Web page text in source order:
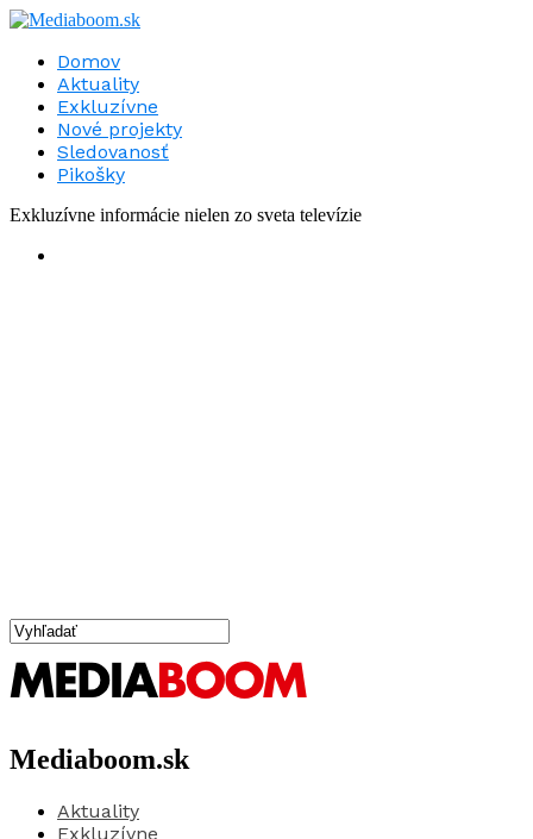
Domov
Aktuality
Exkluzívne
Nové projekty
Sledovanosť
Pikošky
Exkluzívne informácie nielen zo sveta televízie
Mediaboom.sk
Aktuality
Exkluzívne